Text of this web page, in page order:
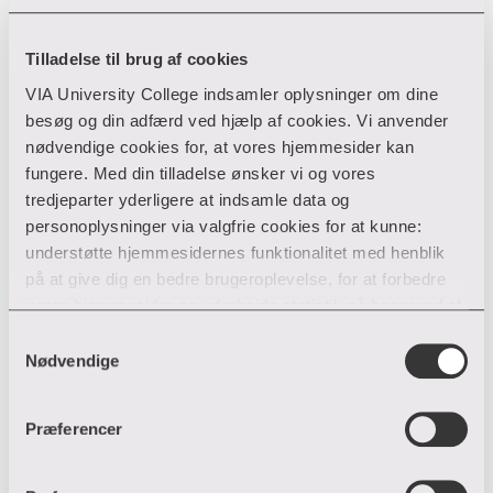
Tilladelse til brug af cookies
VIA University College indsamler oplysninger om dine
besøg og din adfærd ved hjælp af cookies. Vi anvender
nødvendige cookies for, at vores hjemmesider kan
fungere. Med din tilladelse ønsker vi og vores
tredjeparter yderligere at indsamle data og
personoplysninger via valgfrie cookies for at kunne:
understøtte hjemmesidernes funktionalitet med henblik
på at give dig en bedre brugeroplevelse, for at forbedre
vores hjemmesider og udarbejde statistik på baggrund af
hjemmesider og sociale netværk.
Du kan til enhver tid til- og fravælge cookies eller trække
din tilladelse tilbage ved trykke på ”Cookie banner”
Nødvendige
Præferencer
Byggeriuddannelserne
Gl. Struervej 1
7500 Holstebro
T:87 55 41 05
E:loml@via.dk